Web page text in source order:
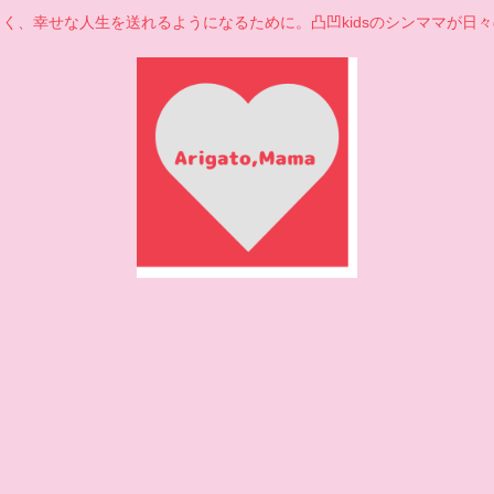
、幸せな人生を送れるようになるために。凸凹kidsのシンママが日